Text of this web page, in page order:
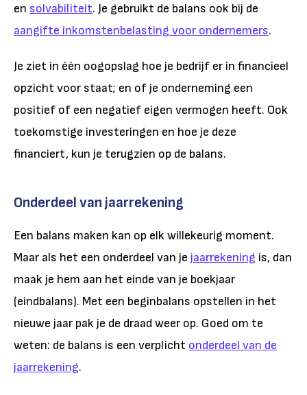
en solvabiliteit. Je gebruikt de balans ook bij de
aangifte inkomstenbelasting voor ondernemers.
Je ziet in één oogopslag hoe je bedrijf er in financieel
opzicht voor staat; en of je onderneming een
positief of een negatief eigen vermogen heeft. Ook
toekomstige investeringen en hoe je deze
financiert, kun je terugzien op de balans.
Onderdeel van jaarrekening
Een balans maken kan op elk willekeurig moment.
Maar als het een onderdeel van je jaarrekening is, dan
maak je hem aan het einde van je boekjaar
(eindbalans). Met een beginbalans opstellen in het
nieuwe jaar pak je de draad weer op. Goed om te
weten: de balans is een verplicht onderdeel van de
jaarrekening.